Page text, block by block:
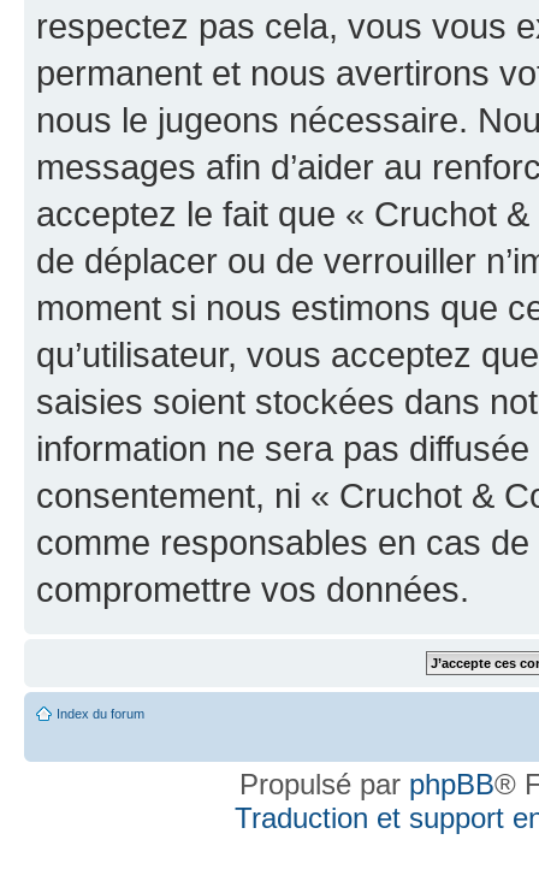
respectez pas cela, vous vous
permanent et nous avertirons
nous le jugeons nécessaire.
messages afin d’aider au
acceptez le fait que « Cruchot
de déplacer ou de verrouiller
moment si nous estimons que
qu’utilisateur, vous acceptez
saisies soient stockées dans
information ne sera pas
consentement, ni « Cruchot &
comme responsables en cas
compromettre vos données.
Index du forum
Propulsé par phpBB®
Traduction et support